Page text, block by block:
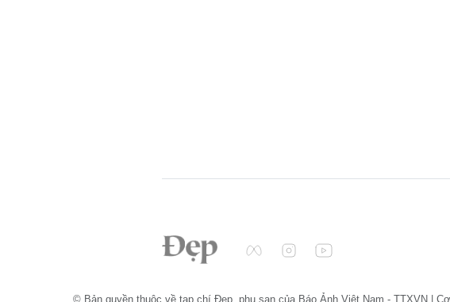
© Bản quyền thuộc về tạp chí Đẹp, phụ san của Báo Ảnh Việt Nam - TTXVN |